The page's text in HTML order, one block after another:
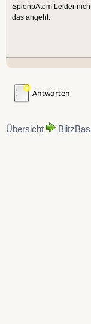
SpionpAtom Leider
das angeht.
Übersicht